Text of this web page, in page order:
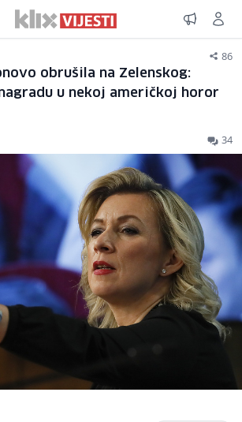
86
obrušila na Zelenskog:
u nekoj američkoj horor
34